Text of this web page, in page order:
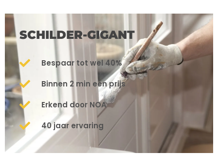
SCHILDER-GIGANT
Bespaar tot wel 40%
Binnen 2 min een prijs
Erkend door NOA
40 jaar ervaring